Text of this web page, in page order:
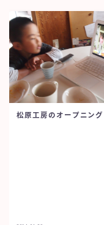
松原工房のオープニング